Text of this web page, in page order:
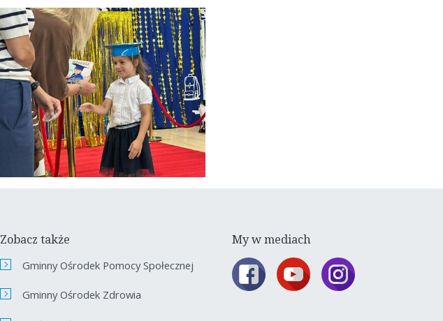
Zobacz także
Gminny Ośrodek Pomocy Społecznej
Gminny Ośrodek Zdrowia
My w mediach